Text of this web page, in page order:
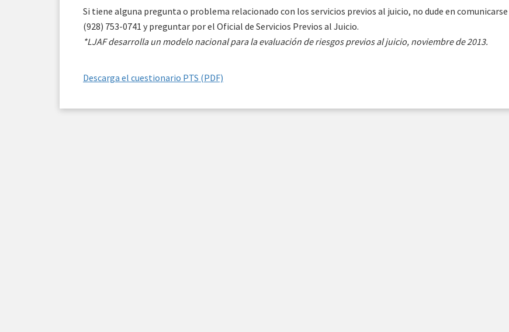
Si tiene alguna pregunta o problema relacionado con los servicios previos al juicio, no dude en
(928) 753-0741 y preguntar por el Oficial de Servicios Previos al Juicio.
*LJAF desarrolla un modelo nacional para la evaluación de riesgos previos al juicio, noviembre de 2013.
Descarga el cuestionario PTS (PDF)